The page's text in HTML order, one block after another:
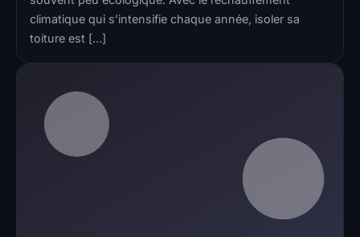
climatique qui s’intensifie chaque année, isoler sa
toiture est […]